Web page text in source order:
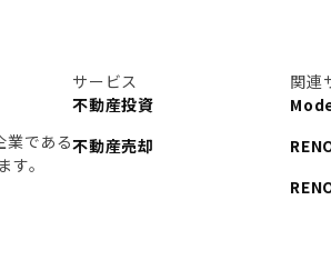
業である
。
サービス
不動産投資
不動産売却
関連